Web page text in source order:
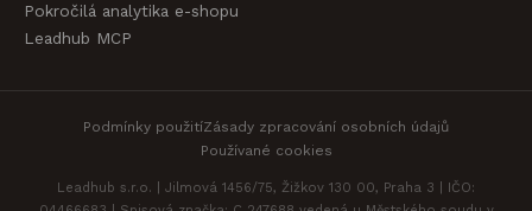
Pokročilá analytika e-shopu
Leadhub MCP
Podmínky použitíZásady zpracování osobních údajů
Používané cookies
Leadhub s.r.o. | Jilmová 1456/75, Žižkov 130 00, Praha 3 | IČO: